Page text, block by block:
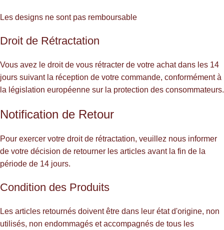
Les designs ne sont pas remboursable
Droit de Rétractation
Vous avez le droit de vous rétracter de votre achat dans les 14
jours suivant la réception de votre commande, conformément à
la législation européenne sur la protection des consommateurs.
Notification de Retour
Pour exercer votre droit de rétractation, veuillez nous informer
de votre décision de retourner les articles avant la fin de la
période de 14 jours.
Condition des Produits
Les articles retournés doivent être dans leur état d'origine, non
utilisés, non endommagés et accompagnés de tous les